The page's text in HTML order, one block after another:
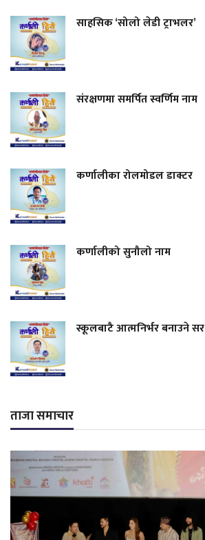
साहसिक ‘सोलो लेडी ट्राभलर’
संरक्षणमा समर्पित स्वर्णिम नाम
कर्णालीका रोलमोडल डाक्टर
कर्णालीको सुनौलो नाम
स्कूलबाटै आत्मनिर्भर बनाउने सर
ताजा समाचार